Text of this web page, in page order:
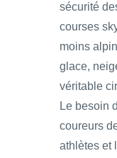
sécurité
courses
moins
glace,
véritable
Le besoin
coureurs
athlètes et